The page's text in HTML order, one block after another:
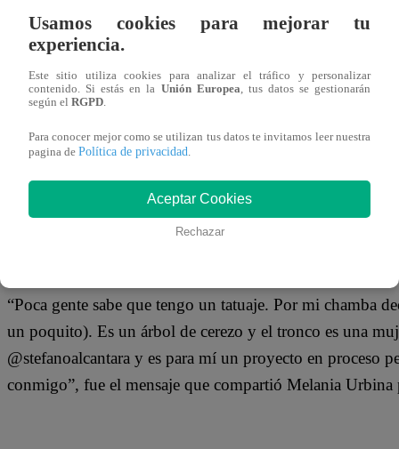
Redacción Latina
Melania Urbina encendió las redes sociales con su
sorpresa a sus miles de seguidores al destaparse y posar
tatuaje.
“Poca gente sabe que tengo un tatuaje. Por mi chamba
un poquito). Es un árbol de cerezo y el tronco es una
@stefanoalcantara y es para mí un proyecto en proceso
conmigo”, fue el mensaje que compartió Melania Urbina
Usamos cookies para mejorar tu
experiencia.
Este sitio utiliza cookies para analizar el tráfico y personalizar
contenido. Si estás en la Unión Europea , tus datos se gestionarán
según el RGPD
Para conocer mejor como se utilizan tus datos te invitamos leer nuestra
pagina de Política de privacidad
Aceptar Cookies
Rechazar